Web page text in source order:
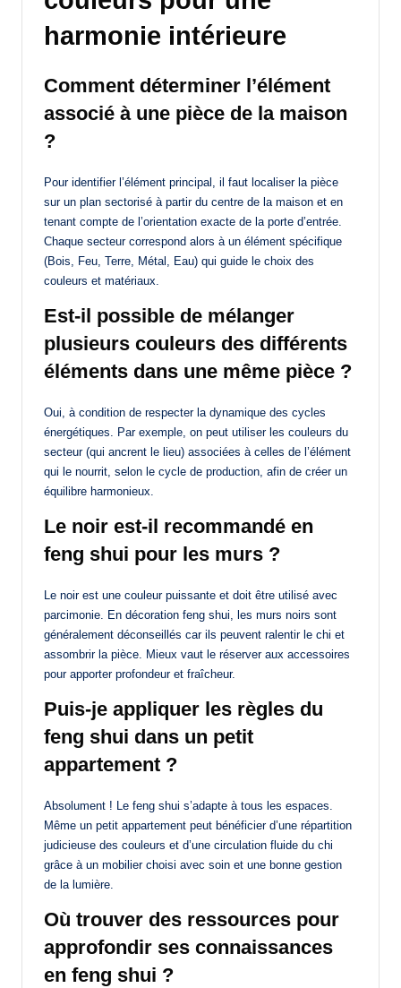
harmonie intérieure
Comment déterminer l’élément
associé à une pièce de la maison
?
Pour identifier l’élément principal, il faut localiser la pièce
sur un plan sectorisé à partir du centre de la maison et en
tenant compte de l’orientation exacte de la porte d’entrée.
Chaque secteur correspond alors à un élément spécifique
(Bois, Feu, Terre, Métal, Eau) qui guide le choix des
couleurs et matériaux.
Est-il possible de mélanger
plusieurs couleurs des différents
éléments dans une même pièce ?
Oui, à condition de respecter la dynamique des cycles
énergétiques. Par exemple, on peut utiliser les couleurs du
secteur (qui ancrent le lieu) associées à celles de l’élément
qui le nourrit, selon le cycle de production, afin de créer un
équilibre harmonieux.
Le noir est-il recommandé en
feng shui pour les murs ?
Le noir est une couleur puissante et doit être utilisé avec
parcimonie. En décoration feng shui, les murs noirs sont
généralement déconseillés car ils peuvent ralentir le chi et
assombrir la pièce. Mieux vaut le réserver aux accessoires
pour apporter profondeur et fraîcheur.
Puis-je appliquer les règles du
feng shui dans un petit
appartement ?
Absolument ! Le feng shui s’adapte à tous les espaces.
Même un petit appartement peut bénéficier d’une répartition
judicieuse des couleurs et d’une circulation fluide du chi
grâce à un mobilier choisi avec soin et une bonne gestion
de la lumière.
Où trouver des ressources pour
approfondir ses connaissances
en feng shui ?